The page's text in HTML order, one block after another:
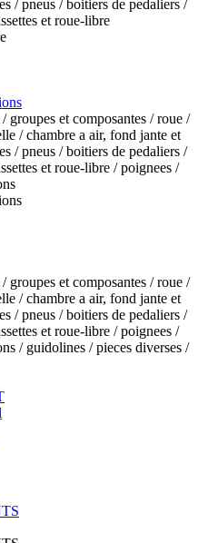
/ pneus / boitiers de pedaliers /
et roue-libre
groupes et composantes / roue /
/ chambre a air, fond jante et
/ pneus / boitiers de pedaliers /
et roue-libre / poignees /
groupes et composantes / roue /
/ chambre a air, fond jante et
/ pneus / boitiers de pedaliers /
et roue-libre / poignees /
/ guidolines / pieces diverses /